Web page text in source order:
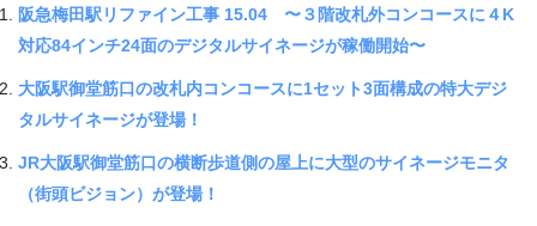
阪急梅田駅リファイン工事 15.04 〜３階改札外コンコースに４K
対応84インチ24面のデジタルサイネージが稼働開始〜
大阪駅御堂筋口の改札内コンコースに1セット3面構成の特大デジ
タルサイネージが登場！
JR大阪駅御堂筋口の横断歩道側の屋上に大型のサイネージモニタ
（街頭ビジョン）が登場！